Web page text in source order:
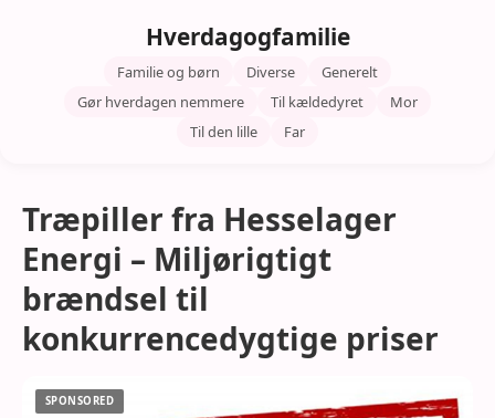
Hverdagogfamilie
Familie og børn Diverse
Generelt
Gør hverdagen nemmere
Til kældedyret
Mor
Til den lille
Far
Træpiller fra Hesselager
Energi – Miljørigtigt
brændsel til
konkurrencedygtige priser